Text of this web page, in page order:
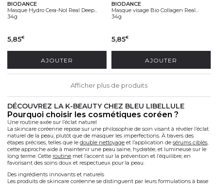
BIODANCE
Masque Hydro Cera-Nol Real Deep...
34g
5,85€
AJOUTER
BIODANCE
Masque visage Bio Collagen Real...
34g
5,85€
AJOUTER
Afficher plus de produits
DÉCOUVREZ LA K-BEAUTY CHEZ BLEU LIBELLULE
pourquoi choisir les cosmétiques coréen ?
Une routine axée sur l’éclat naturel
La skincare coréenne repose sur une philosophie de soin visant à révéler l’éclat
naturel de la peau, plutôt que de masquer les imperfections. À travers des
étapes précises, telles que le double nettoyage et l’application de sérums ciblés,
cette approche aide à maintenir une peau saine, hydratée, et lumineuse sur le
long terme. Cette routine met l’accent sur la prévention et l’équilibre, en
favorisant des soins doux et respectueux pour la peau.
Des ingrédients innovants et naturels
Les produits de skincare coréenne se distinguent par leurs formulations à base